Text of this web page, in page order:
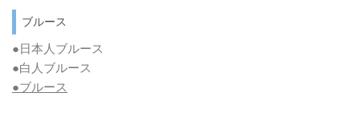
ブルース
●日本人ブルース
●白人ブルース
●ブルース